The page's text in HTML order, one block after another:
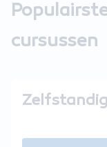
cursussen